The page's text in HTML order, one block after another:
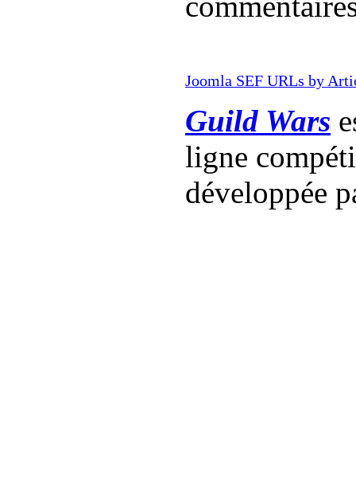
Joomla SEF URLs by
Guild Wars
ligne
développée